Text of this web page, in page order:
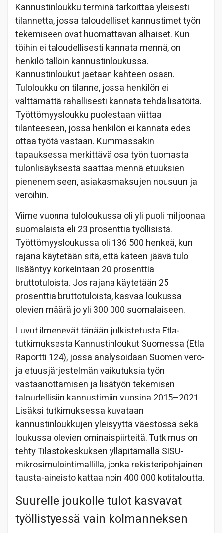
Kannustinloukku terminä tarkoittaa yleisesti
tilannetta, jossa taloudelliset kannustimet työn
tekemiseen ovat huomattavan alhaiset. Kun
töihin ei taloudellisesti kannata mennä, on
henkilö tällöin kannustinloukussa.
Kannustinloukut jaetaan kahteen osaan.
Tuloloukku on tilanne, jossa henkilön ei
välttämättä rahallisesti kannata tehdä lisätöitä.
Työttömyysloukku puolestaan viittaa
tilanteeseen, jossa henkilön ei kannata edes
ottaa työtä vastaan. Kummassakin
tapauksessa merkittävä osa työn tuomasta
tulonlisäyksestä saattaa mennä etuuksien
pienenemiseen, asiakasmaksujen nousuun ja
veroihin.
Viime vuonna tuloloukussa oli yli puoli miljoonaa
suomalaista eli 23 prosenttia työllisistä.
Työttömyysloukussa oli 136 500 henkeä, kun
rajana käytetään sitä, että käteen jäävä tulo
lisääntyy korkeintaan 20 prosenttia
bruttotuloista. Jos rajana käytetään 25
prosenttia bruttotuloista, kasvaa loukussa
olevien määrä jo yli 300 000 suomalaiseen.
Luvut ilmenevät tänään julkistetusta Etla-
tutkimuksesta Kannustinloukut Suomessa (Etla
Raportti 124), jossa analysoidaan Suomen vero-
ja etuusjärjestelmän vaikutuksia työn
vastaanottamisen ja lisätyön tekemisen
taloudellisiin kannustimiin vuosina 2015–2021.
Lisäksi tutkimuksessa kuvataan
kannustinloukkujen yleisyyttä väestössä sekä
loukussa olevien ominaispiirteitä. Tutkimus on
tehty Tilastokeskuksen ylläpitämällä SISU-
mikrosimulointimallilla, jonka rekisteripohjainen
tausta-aineisto kattaa noin 400 000 kotitaloutta.
Suurelle joukolle tulot kasvavat
työllistyessä vain kolmanneksen